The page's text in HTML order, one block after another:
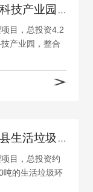
首盛国际工程监理项目，江南科技产业园电力设施工程
目，总投资4.2
产业园，整合
首盛国际工程监理项目，安岳县生活垃圾环保发电项目
目，总投资约
吨的生活垃圾环